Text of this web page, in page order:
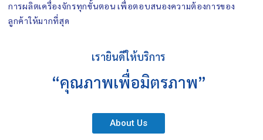
การผลิตเครื่องจักรทุกขั้นตอน เพื่อตอบสนองความต้องการของ
ลูกค้าให้มากที่สุด
เรายินดีให้บริการ
“คุณภาพเพื่อมิตรภาพ”
About Us